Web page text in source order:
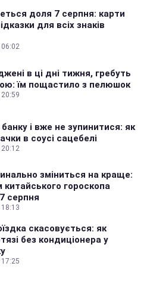
доля 7 серпня: карти
для всіх знаків
06:02
в ці дні тижня, гребуть
їм пощастило з пелюшок
і вже не зупинитися: як
в соусі сацебелі
20:12
зміниться на краще:
китайського гороскопа
серпня
скасовується: як
без кондиціонера у